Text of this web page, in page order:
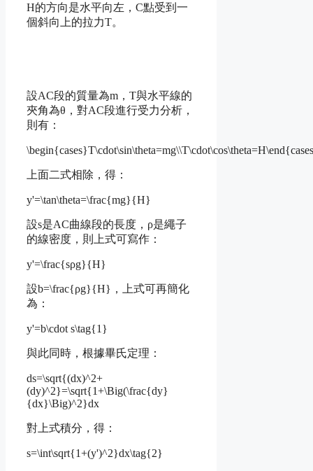
H的方向是水平向左，C點受到一
個斜向上的拉力T。
設AC段的質量為m，T與水平線的
夾角為θ，對AC段進行受力分析，
則有：
上面二式相除，得：
y'=\tan\theta=\frac{mg}{H}
設s是AC曲線段的長度，ρ是繩子
的線密度，則上式可寫作：
y'=\frac{sρg}{H}
設b=\frac{ρg}{H} ，上式可再簡化
為：
y'=b\cdot s\tag{1}
與此同時，根據畢氏定理：
ds=\sqrt{(dx)^2+
(dy)^2}=\sqrt{1+\Big(\frac{dy}
{dx}\Big)^2}dx
對上式積分，得：
s=\int\sqrt{1+(y')^2}dx\tag{2}